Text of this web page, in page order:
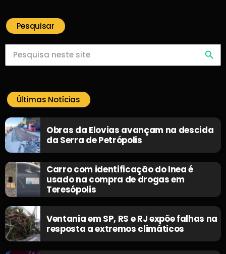
Pesquisar
search
Últimas Notícias
Obras da Elovias avançam na descida
da Serra de Petrópolis
Carro com identificação do Inea é
usado na compra de drogas em
Teresópolis
Ventania em SP, RS e RJ expõe falhas na
resposta a extremos climáticos